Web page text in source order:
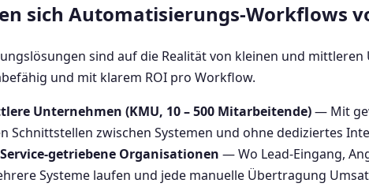
sich Automatisierungs-Workflows
sind auf die Realität von kleinen und
und mit klarem ROI pro Workflow.
Unternehmen (KMU, 10 – 500 Mitarbeitende)— Mit
Schnittstellen zwischen Systemen und ohne dediziertes
getriebene Organisationen — Wo Lead-Eingang,
Systeme laufen und jede manuelle Übertragung